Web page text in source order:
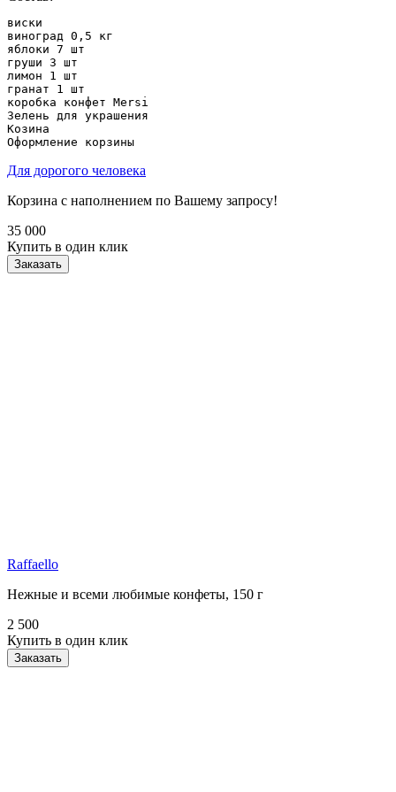
виски
виноград 0,5 кг
яблоки 7 шт
груши 3 шт
лимон 1 шт
гранат 1 шт
коробка конфет Mersi
Зелень для украшения
Козина
Оформление корзины
Для дорогого человека
Корзина с наполнением по Вашему запросу!
35 000
Купить в один клик
Заказать
Raffaello
Нежные и всеми любимые конфеты, 150 г
2 500
Купить в один клик
Заказать